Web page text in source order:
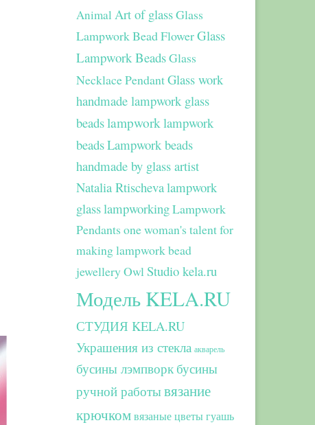
Animal Art of glassGlass
Lampwork Bead FlowerGlass
Lampwork BeadsGlass
Necklace PendantGlass work
handmade lampwork glass
beadslampworklampwork
beadsLampwork beads
handmade by glass artist
Natalia Rtischevalampwork
glasslampworkingLampwork
Pendants one woman's talent for
making lampwork bead
jewelleryOwlStudio kela.ru
Модель KELA.RU
СТУДИЯ KELA.RU
Украшения из стекла акварель
бусины лэмпворк бусины
ручной работывязание
крючком вязаные цветы гуашь